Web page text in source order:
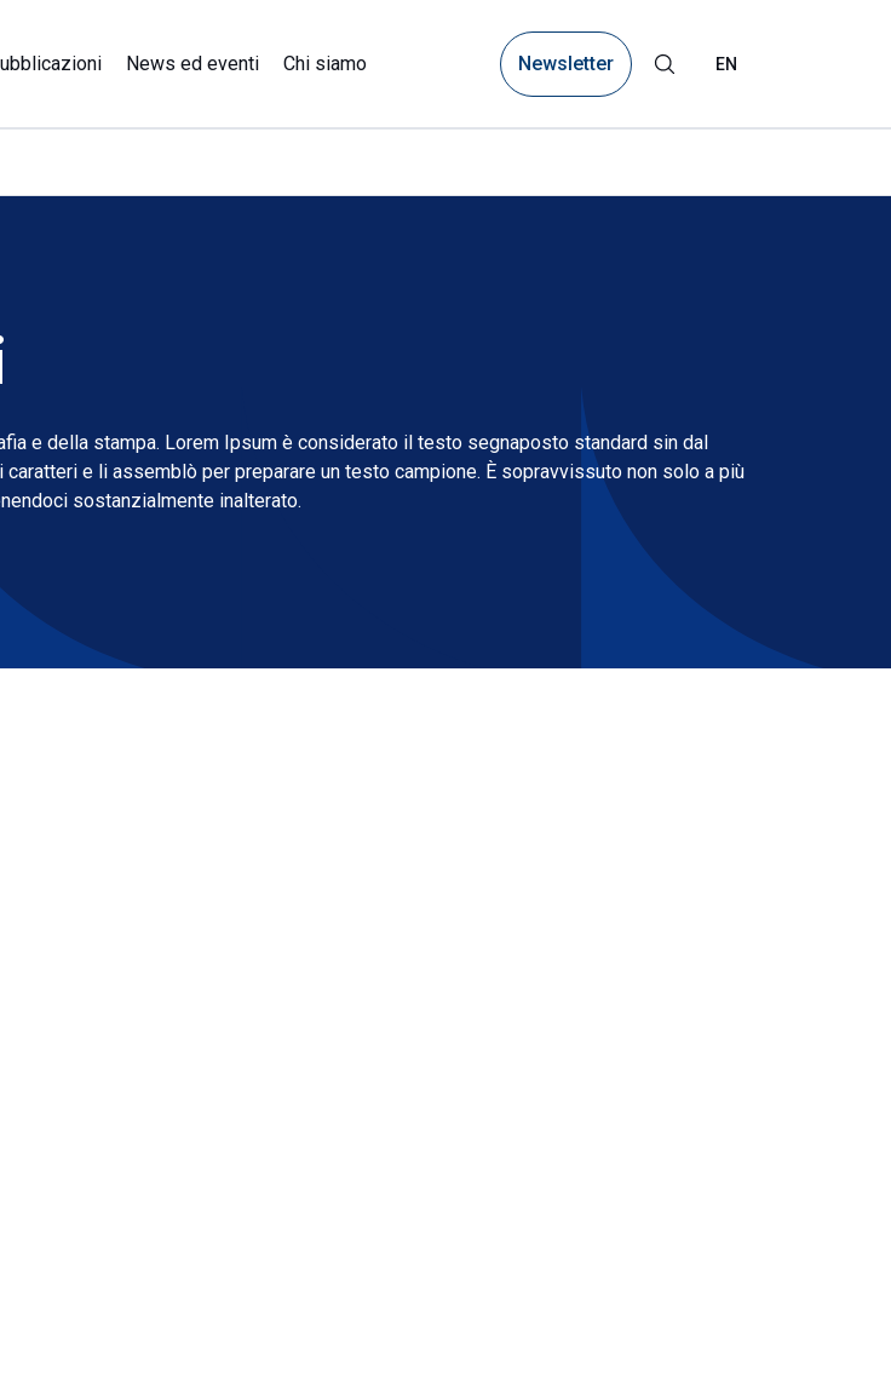
News ed eventi Chi siamo Newsletter EN
e della stampa. Lorem Ipsum è considerato il testo segnaposto standard sin dal
e li assemblò per preparare un testo campione. È sopravvissuto non solo a più
sostanzialmente inalterato.